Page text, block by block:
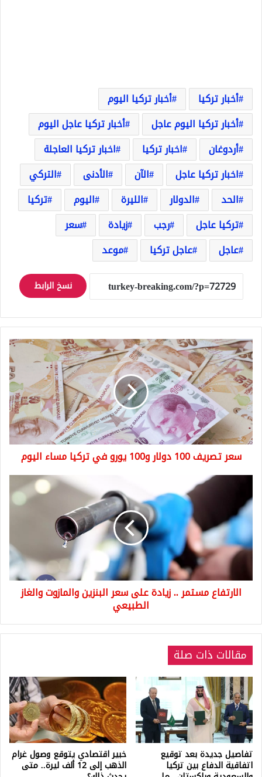
أخبار تركيا
أخبار تركيا اليوم
أخبار تركيا اليوم عاجل
أخبار تركيا عاجل اليوم
أردوغان
اخبار تركيا
اخبار تركيا العاجلة
اخبار تركيا عاجل
الآن الأدنى
التركي
الحد
الدولار الليرة اليوم
تركيا
تركيا عاجل
رجب زيادة
سعر
عاجل
عاجل تركيا موعد
نسخ الرابط
سعر
تصريف
100
دولار
و100
يورو
في
تركيا
مساء
اليومسعر تصريف 100 دولار و100 يورو في تركيا مساء اليوم
مستمر
..
زيادة
على
سعر
البنزين
والمازوت
والغاز
الطبيعي
الارتفاع مستمر .. زيادة على سعر البنزين والمازوت والغاز
الطبيعي
مقالات ذات صلة
تفاصيل جديدة بعد توقيع
اتفاقية الدفاع بين تركيا
خبير اقتصادي يتوقع وصول غرام
الذهب إلى 12 ألف ليرة.. متى